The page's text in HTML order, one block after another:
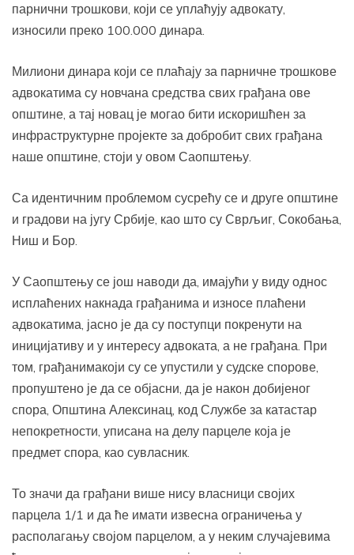
парнични трошкови, који се уплаћују адвокату,
износили преко 100.000 динара.
Милиони динара који се плаћају за парничне трошкове
адвокатима су новчана средства свих грађана ове
општине, а тај новац је могао бити искоришћен за
инфраструктурне пројекте за добробит свих грађана
наше општине, стоји у овом Саопштењу.
Са идентичним проблемом сусрећу се и друге општине
и градови на југу Србије, као што су Сврљиг, Сокобања,
Ниш и Бор.
У Саопштењу се још наводи да, имајући у виду однос
исплаћених накнада грађанима и износе плаћени
адвокатима, јасно је да су поступци покренути на
иницијативу и у интересу адвоката, а не грађана. При
том, грађанимакоји су се упустили у судске спорове,
пропуштено је да се објасни, да је након добијеног
спора, Општина Алексинац, код Службе за катастар
непокретности, уписана на делу парцеле која је
предмет спора, као сувласник.
То значи да грађани више нису власници својих
парцела 1/1 и да ће имати извесна ограничења у
располагању својом парцелом, а у неким случајевима